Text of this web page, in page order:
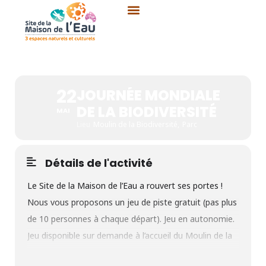
contenu
Détails de l'activité
Le Site de la Maison de l’Eau a rouvert ses portes !
Nous vous proposons un jeu de piste gratuit (pas plus
de 10 personnes à chaque départ). Jeu en autonomie.
Jeu disponible sur demande à l’accueil du Moulin de la